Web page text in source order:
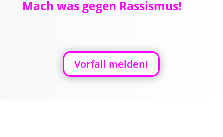
Mach was gegen Rassismus!
Vorfall melden!